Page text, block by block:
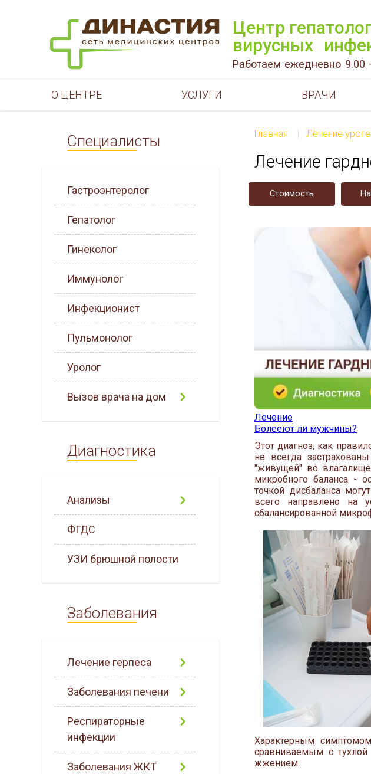
Центр
вирусных
Работаем ежедневно 9.00
О ЦЕНТРЕ УСЛУГИ ВРАЧИ
Специалисты
Гастроэнтеролог
Гепатолог
Гинеколог
Иммунолог
Инфекционист
Пульмонолог
Уролог
Вызов врача на дом
Диагностика
Анализы
ФГДС
УЗИ брюшной полости
Заболевания
Лечение герпеса
Заболевания печени
Респираторные
инфекции
Заболевания ЖКТ
Главная | Лечение
Лечение
Стоимость
Лечение
Болееют ли мужчины?
Этот диагноз, как
не всегда
"живущей" во
микробного баланса -
точкой дисбаланса
всего направлено на
сбалансированной
Характерным
сравниваемым с тухлой
жжением.